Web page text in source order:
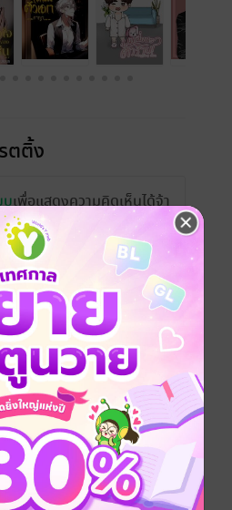
ตติ้ง
บเพื่อแสดงความคิดเห็นได้จ้า
หน้าที่ 1
นี้เป็นเรื่องแรกที่เขียน
ยนะ ถึงใครจะรีวิวว่า
นะ เข้าใจเนื้อเรื่อง
มีแล้ว - Usanee Treepaisanpukde
e
15 ก.พ. 25682:32 น.